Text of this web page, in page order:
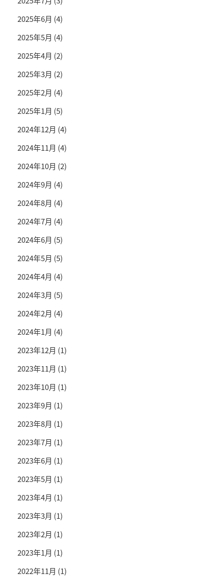
2025年6月 (4)
2025年5月 (4)
2025年4月 (2)
2025年3月 (2)
2025年2月 (4)
2025年1月 (5)
2024年12月 (4)
2024年11月 (4)
2024年10月 (2)
2024年9月 (4)
2024年8月 (4)
2024年7月 (4)
2024年6月 (5)
2024年5月 (5)
2024年4月 (4)
2024年3月 (5)
2024年2月 (4)
2024年1月 (4)
2023年12月 (1)
2023年11月 (1)
2023年10月 (1)
2023年9月 (1)
2023年8月 (1)
2023年7月 (1)
2023年6月 (1)
2023年5月 (1)
2023年4月 (1)
2023年3月 (1)
2023年2月 (1)
2023年1月 (1)
2022年11月 (1)